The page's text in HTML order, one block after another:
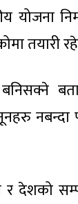
योजना
तयारी
नबन्दा
देशको